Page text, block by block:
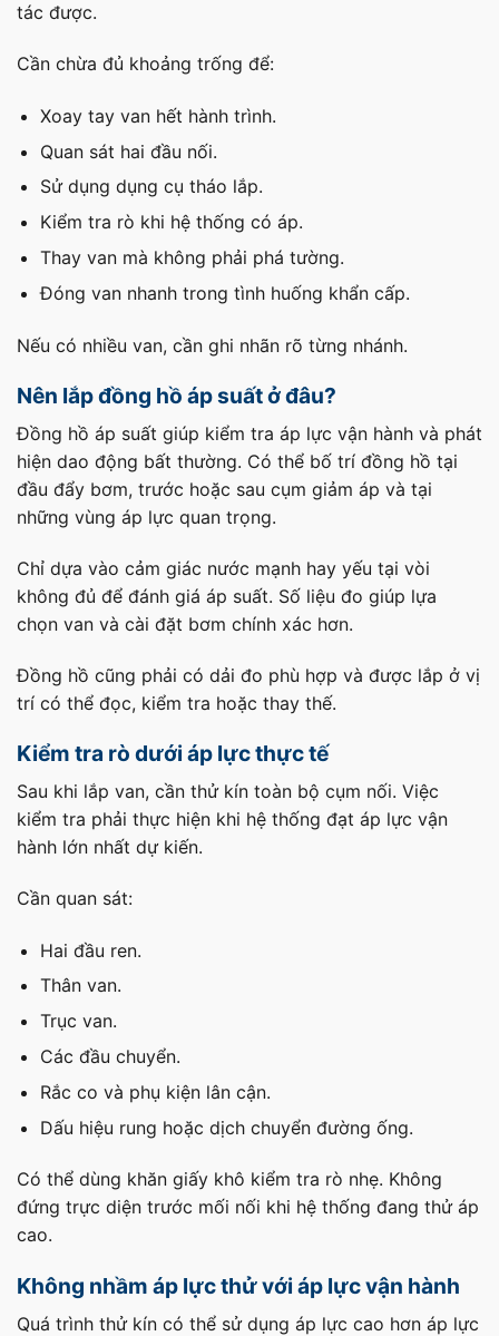
tác được.
Cần chừa đủ khoảng trống để:
Xoay tay van hết hành trình.
Quan sát hai đầu nối.
Sử dụng dụng cụ tháo lắp.
Kiểm tra rò khi hệ thống có áp.
Thay van mà không phải phá tường.
Đóng van nhanh trong tình huống khẩn cấp.
Nếu có nhiều van, cần ghi nhãn rõ từng nhánh.
Nên lắp đồng hồ áp suất ở đâu?
Đồng hồ áp suất giúp kiểm tra áp lực vận hành và phát
hiện dao động bất thường. Có thể bố trí đồng hồ tại
đầu đẩy bơm, trước hoặc sau cụm giảm áp và tại
những vùng áp lực quan trọng.
Chỉ dựa vào cảm giác nước mạnh hay yếu tại vòi
không đủ để đánh giá áp suất. Số liệu đo giúp lựa
chọn van và cài đặt bơm chính xác hơn.
Đồng hồ cũng phải có dải đo phù hợp và được lắp ở vị
trí có thể đọc, kiểm tra hoặc thay thế.
Kiểm tra rò dưới áp lực thực tế
Sau khi lắp van, cần thử kín toàn bộ cụm nối. Việc
kiểm tra phải thực hiện khi hệ thống đạt áp lực vận
hành lớn nhất dự kiến.
Cần quan sát:
Hai đầu ren.
Thân van.
Trục van.
Các đầu chuyển.
Rắc co và phụ kiện lân cận.
Dấu hiệu rung hoặc dịch chuyển đường ống.
Có thể dùng khăn giấy khô kiểm tra rò nhẹ. Không
đứng trực diện trước mối nối khi hệ thống đang thử áp
cao.
Không nhầm áp lực thử với áp lực vận hành
Quá trình thử kín có thể sử dụng áp lực cao hơn áp lực